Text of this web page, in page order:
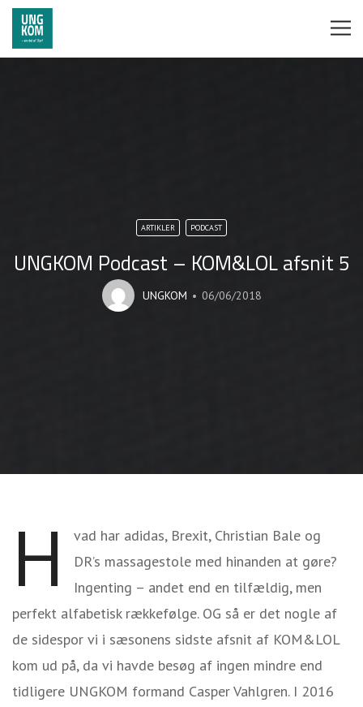
ARTIKLER PODCAST
UNGKOM Podcast – KOM&LOL afsnit 5
UNGKOM 06/06/2018
H
vad har adidas, Brexit, Christian Bale og
DR’s massagestole med hinanden at gøre?
Ingenting – andet end en tilfældig, men
perfekt alfabetisk rækkefølge. OG så er det nogle af
de sidespor vi i sæsonens sidste afsnit af KOM&LOL
kom ud på, da vi havde besøg af ingen mindre end
tidligere UNGKOM formand Casper Vahlgren. I 2016